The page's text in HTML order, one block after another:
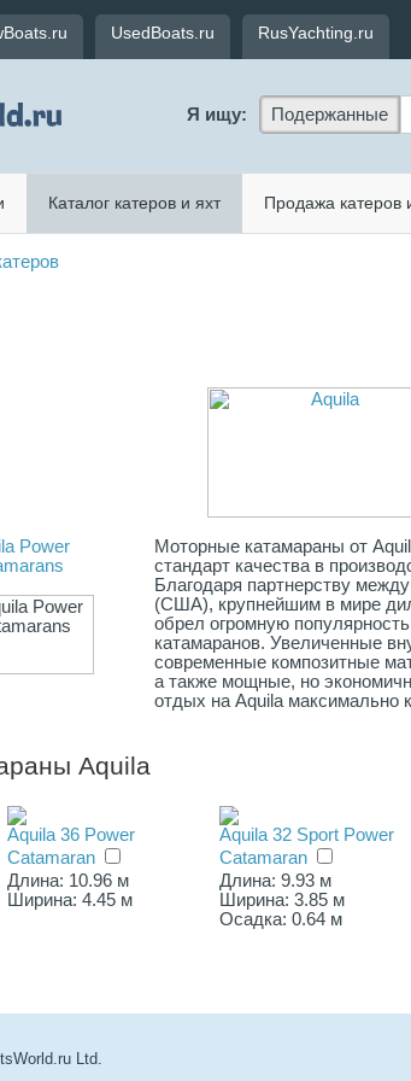
UsedBoats.ru RusYachting.ru
Я ищу: Подержанные
Каталог катеров и яхт Продажа катеров
Power
Моторные катамараны от
стандарт качества в
Благодаря партнерству
(США), крупнейшим в мире
обрел огромную
катамаранов. Увеличенные
современные композитные
а также мощные, но
отдых на Aquila максимально
Aquila
Aquila 36 Power
Catamaran
Длина: 10.96 м
Ширина: 4.45 м
Aquila 32 Sport Power
Catamaran
Длина: 9.93 м
Ширина: 3.85 м
Осадка: 0.64 м
Ltd.